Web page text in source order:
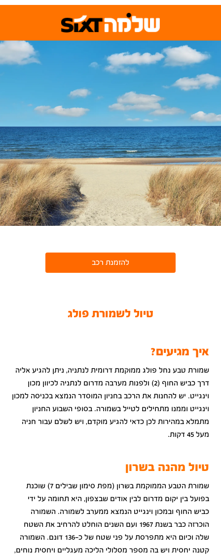
להזמנת רכב
טיול לשמורת פולג
איך מגיעים?
שמורת טבע נחל פולג ממוקמת דרומית לנתניה, ניתן להגיע אליה
דרך כביש החוף (2) ולפנות מערבה מדרום לנתניה לכיוון מכון
וינגייט. יש להחנות את הרכב בחניון המוסדר הנמצא בכניסה למכון
וינגייט וממנו מתחילים לטייל בשמורה. בסופי השבוע החניון
מתמלא במהירות לכן כדאי להגיע מוקדם, ויש לשלם עבור חניה
מעל 45 דקות.
טיול מהנה בשרון
שמורת הטבע הממוקמת בשרון (מפת סימון שבילים 7) שוכנת
בפועל בין יקום מדרום לבין אודים שבצפון, היא תחומה על ידי
כביש החוף ובמכון וינגייט הנמצא ממערב לשמורה. השמורה
הוכרזה כבר בשנת 1967 ועם השנים הוחלט להרחיב את השטח
שלה וכיום היא מתפרסת על פני שטח של כ-136 דונם. השמורה
קטנה יחסית ויש בה מספר מסלולי הליכה מעגליים ויחסית נוחים,